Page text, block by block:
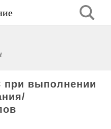
при выполнении